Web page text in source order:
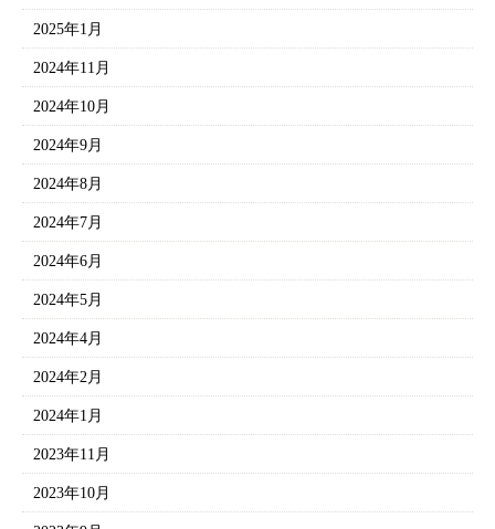
2025年1月
2024年11月
2024年10月
2024年9月
2024年8月
2024年7月
2024年6月
2024年5月
2024年4月
2024年2月
2024年1月
2023年11月
2023年10月